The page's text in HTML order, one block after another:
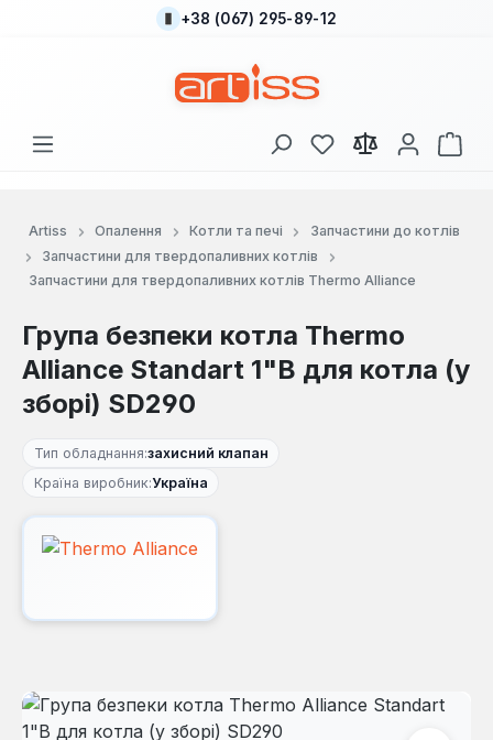
Перейти до основного вмісту
+38 (067) 295-89-12
У вас є 0 у списку
Artiss Опалення Котли та печі
Запчастини до котлів
Запчастини для твердопаливних котлів
Запчастини для твердопаливних котлів Thermo Alliance
Група безпеки котла Thermo
Alliance Standart 1"В для котла (у
зборі) SD290
Тип обладнання:захисний клапан
Країна виробник:Україна
Пропустити галерею зображень